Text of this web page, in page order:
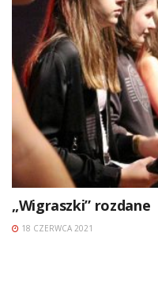
„Wigraszki” rozdane
18 CZERWCA 2021